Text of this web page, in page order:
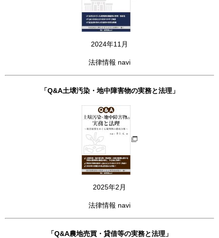
2024年11月
法律情報 navi
「Q&A土壌汚染・地中障害物の実務と法理」
2025年2月
法律情報 navi
「Q&A農地売買・貸借等の実務と法理」